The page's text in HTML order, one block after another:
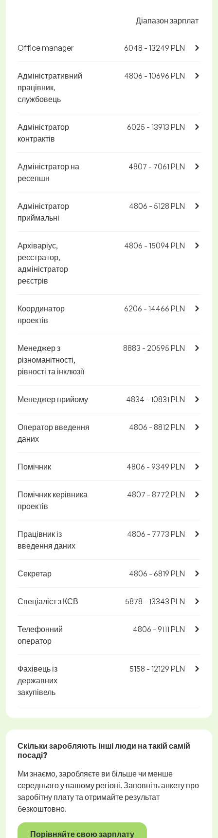
Діапазон зарплат
Office manager 6048 - 13249 PLN
Адміністративний
працівник,
службовець
4806 - 10696 PLN
Адміністратор
контрактів
6025 - 13913 PLN
Адміністратор на
ресепшн
4807 - 7061 PLN
Адміністратор
приймальні
4806 - 5128 PLN
Архіваріус,
реєстратор,
адміністратор
реєстрів
4806 - 15094 PLN
Координатор
проектів
6206 - 14466 PLN
Менеджер з
різноманітності,
рівності та інклюзії
8883 - 20595 PLN
Менеджер прийому 4834 - 10831 PLN
Оператор введення
даних
4806 - 8812 PLN
Помічник 4806 - 9349 PLN
Помічник керівника
проектів
4807 - 8772 PLN
Працівник із
введення даних
4806 - 7773 PLN
Секретар 4806 - 6819 PLN
Спеціаліст з КСВ 5878 - 13343 PLN
Телефонний
оператор
4806 - 9111 PLN
Фахівець із
державних
закупівель
5158 - 12129 PLN
Скільки заробляють інші люди на такій самій
посаді?
Ми знаємо, заробляєте ви більше чи менше
середнього у вашому регіоні. Заповніть анкету про
заробітну плату та отримайте результат
безкоштовно.
Порівняйте свою зарплату